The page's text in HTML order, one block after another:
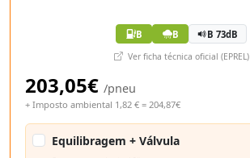
B B B 73dB
Ver ficha técnica oficial (EPREL)
203,05€ /pneu
+ Imposto ambiental 1,82 € = 204,87€
Equilibragem + Válvula